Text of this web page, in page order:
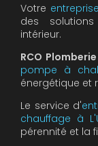
Votre
des
intérieur.
RCO Plomberie
pompe à
énergétique et
Le service d'
chauffage à
pérennité et la